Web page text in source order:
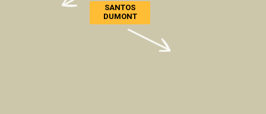
SANTOS
DUMONT